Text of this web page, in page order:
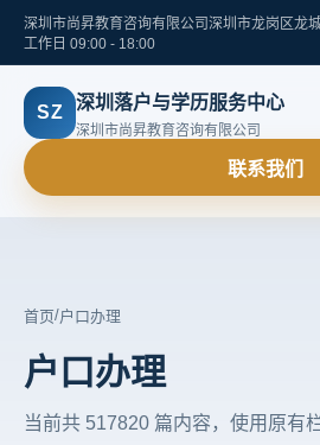
深圳市尚昇教育咨询有限公司 深圳市龙岗区龙
工作日 09:00 - 18:00
SZ 深圳落户与学历服务中心
深圳市尚昇教育咨询有限公司
联系我们
首页/户口办理
户口办理
当前共 517820 篇内容，使用原有